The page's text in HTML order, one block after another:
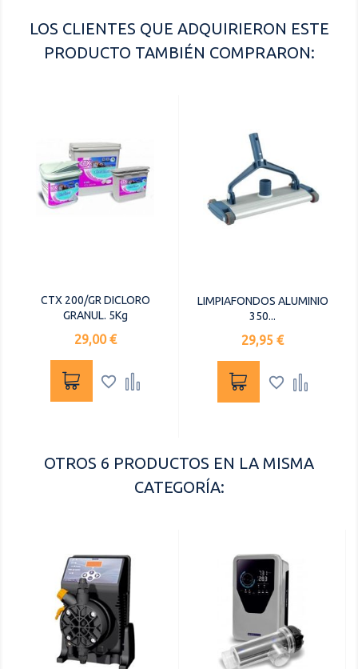
LOS CLIENTES QUE ADQUIRIERON ESTE
PRODUCTO TAMBIÉN COMPRARON:
CTX 200/GR DICLORO
GRANUL. 5Kg
Precio
29,00 €
 
LIMPIAFONDOS ALUMINIO
350...
Precio
29,95 €
 
OTROS 6 PRODUCTOS EN LA MISMA
CATEGORÍA: